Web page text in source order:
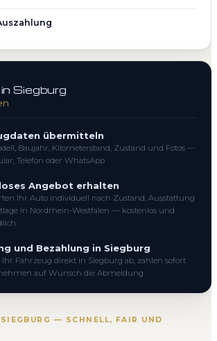
— SCHNELL, FAIR UND
Siegburg
übermitteln
Baujahr, Kilometerstand, Zustand und Fotos —
Telefon oder WhatsApp
Angebot erhalten
Ihr Auto individuell nach Zustand, Ausstattung
in Nordrhein-Westfalen — kostenlos und
und Bezahlung in Siegburg
Fahrzeug direkt in Siegburg ab, zahlen sofort
auf Wunsch die Abmeldung